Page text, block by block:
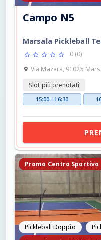
Campo N5
Marsala Pickleball
0 (0)
Via Mazara, 91025
Slot più prenotati
15:00 - 16:30
Promo Centro Sportivo
Pickleball Doppio